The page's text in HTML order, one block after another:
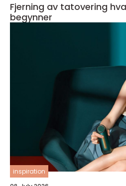
Fjerning av tatovering hva du bør vite før du
begynner
inspiration